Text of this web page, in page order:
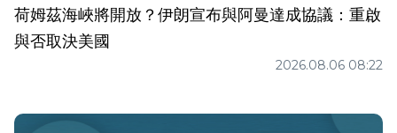
荷姆茲海峽將開放？伊朗宣布與阿曼達成協議：重啟
與否取決美國
2026.08.06 08:22